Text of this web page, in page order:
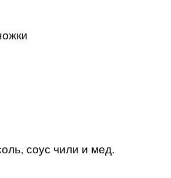
соус чили и мед.